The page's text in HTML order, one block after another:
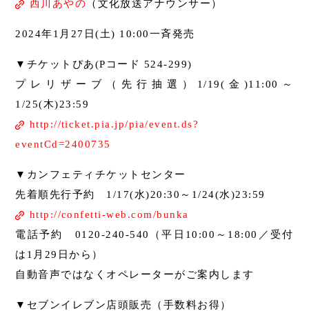
西川あやの （文化放送アナウンサー）
2024年1月27日(土) 10:00一斉発売
▼チケットぴあ(Pコード 524-299)
プレリザーブ（先行抽選）1/19(金)11:00～
1/25(木)23:59
http://ticket.pia.jp/pia/event.ds?
eventCd=2400735
▼カンフェティチケットセンター
先着順先行予約 1/17(水)20:30～1/24(水)23:59
http://confetti-web.com/bunka
電話予約 0120-240-540（平日10:00～18:00／受付
は1月29日から）
自動音声ではなくオペレーターがご案内します
▼セブンイレブン店頭販売（手数料お得）